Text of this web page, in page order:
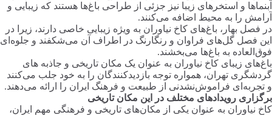
آبنماها و استخرهای زیبا نیز جزئی از طراحی باغ‌ها هستند که زیبایی و
آرامش را به محیط اضافه می‌کنند.
در فصل بهار، باغ‌های کاخ نیاوران به ویژه زیبایی خاصی دارند، زیرا در
این فصل گل‌های فراوان و رنگارنگ در اطراف آن می‌شکفند و جلوه‌ای
فوق‌العاده به باغ‌ها می‌بخشند.
باغ‌های زیبای کاخ نیاوران به عنوان یک مکان تاریخی و جاذبه های
گردشگری تهران، همواره توجه بازدیدکنندگان را به خود جلب می‌کنند
و تجربه‌ای فراموش‌نشدنی از طبیعت و فرهنگ ایران را ارائه می‌دهند.
برگزاری رویدادهای مختلف در این مکان تاریخی
کاخ نیاوران به عنوان یکی از مکان‌های تاریخی و فرهنگی مهم ایران،